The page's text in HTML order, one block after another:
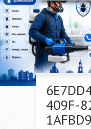
409F-